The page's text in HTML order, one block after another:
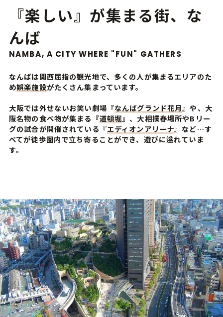
『楽しい』が集まる街、な
んば
NAMBA, A CITY WHERE "FUN" GATHERS
なんばは関西屈指の観光地で、多くの人が集まるエリアのた
め娯楽施設がたくさん集まっています。
大阪では外せないお笑い劇場『なんばグランド花月 』や、大
阪名物の食べ物が集まる『道頓堀』、大相撲春場所やBリー
グの試合が開催されている『エディオンアリーナ』など…す
べてが徒歩圏内で立ち寄ることができ、遊びに溢れていま
す。